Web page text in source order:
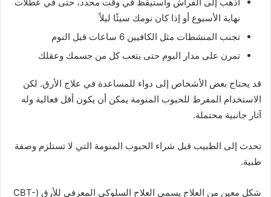
نهاية الأسبوع أو إذا كان نومك سيئًا ليلاً
تجنب المنشطات مثل الكافيين 6 ساعات قبل النوم
تمرن على مدار اليوم حتى يتعب كل من جسمك وعقلك
قد يحتاج بعض الأشخاص إلى دواء للمساعدة في علاج الأرق. لكن
الاستخدام المفرط للحبوب المنومة يمكن أن يكون أقل فعالية وله
آثار جانبية محتملة.
تحدث إلى الطبيب قبل شراء الحبوب المنومة التي لا تستلزم وصفة
طبية.
شكل معين من العلاج يسمى العلاج السلوكي المعرفي للأرق (CBT-